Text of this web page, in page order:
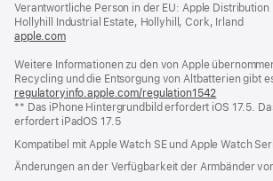
Verantwortliche Person in der EU: Apple
Hollyhill Industrial Estate, Hollyhill, Cork, Irland
apple.com(öffnet
neues
Fenster)
Weitere Informationen zu den von Apple
Recycling und die Entsorgung von Altbatterien gibt
regulatoryinfo.apple.com/regulation1542
ein
** Das iPhone Hintergrundbild erfordert iOS 17.5.
erfordert iPadOS 17.5
Kompatibel mit Apple Watch SE und Apple Watch
Änderungen an der Verfügbarkeit der Armbänder